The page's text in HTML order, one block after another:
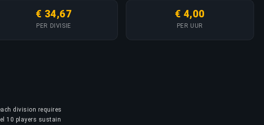
€ 34,67
PER DIVISIE
€ 4,00
PER UUR
division requires
10 players sustain